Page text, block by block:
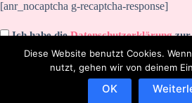
[anr_nocaptcha g-recaptcha-response]
Ich habe dieDatenschutzerklärungzur
Rückfragen dauerhaft gespeichert
Diese Website benutzt Cookies.
nutzt, gehen wir von deinem
OK